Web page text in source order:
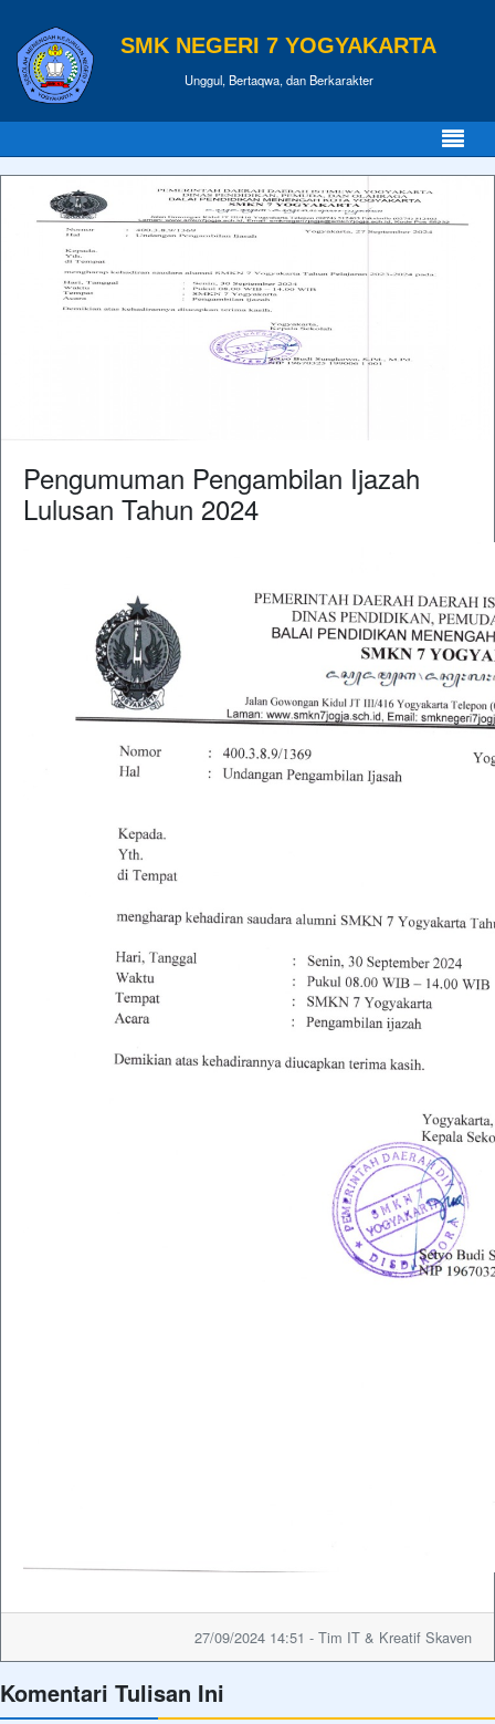
SMK NEGERI 7 YOGYAKARTA
Unggul, Bertaqwa, dan Berkarakter
Pengumuman Pengambilan Ijazah
Lulusan Tahun 2024
27/09/2024 14:51 - Tim IT & Kreatif Skaven
Komentari Tulisan Ini